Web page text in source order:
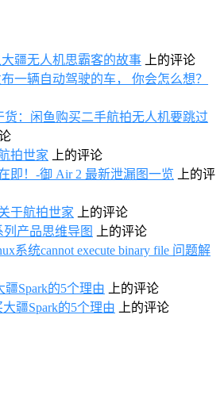
疆无人机思霸客的故事 上的评论
一辆自动驾驶的车， 你会怎么想？
货：闲鱼购买二手航拍无人机要跳过
拍世家 上的评论
即！-御 Air 2 最新泄漏图一览 上的评
于航拍世家 上的评论
列产品思维导图
上的评论
系统cannot execute binary file 问题解
疆Spark的5个理由 上的评论
大疆Spark的5个理由 上的评论